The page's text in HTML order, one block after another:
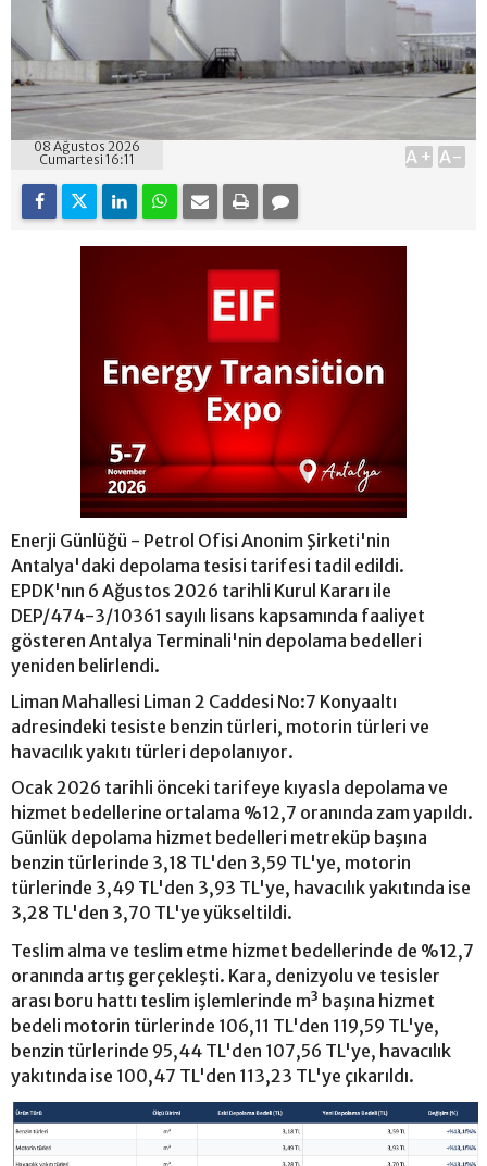
08 Ağustos 2026
Cumartesi 16:11
A+ A-
Enerji Günlüğü - Petrol Ofisi Anonim Şirketi'nin
Antalya'daki depolama tesisi tarifesi tadil edildi.
EPDK'nın 6 Ağustos 2026 tarihli Kurul Kararı ile
DEP/474-3/10361 sayılı lisans kapsamında faaliyet
gösteren Antalya Terminali'nin depolama bedelleri
yeniden belirlendi.
Liman Mahallesi Liman 2 Caddesi No:7 Konyaaltı
adresindeki tesiste benzin türleri, motorin türleri ve
havacılık yakıtı türleri depolanıyor.
Ocak 2026 tarihli önceki tarifeye kıyasla depolama ve
hizmet bedellerine ortalama %12,7 oranında zam yapıldı.
Günlük depolama hizmet bedelleri metreküp başına
benzin türlerinde 3,18 TL'den 3,59 TL'ye, motorin
türlerinde 3,49 TL'den 3,93 TL'ye, havacılık yakıtında ise
3,28 TL'den 3,70 TL'ye yükseltildi.
Teslim alma ve teslim etme hizmet bedellerinde de %12,7
oranında artış gerçekleşti. Kara, denizyolu ve tesisler
arası boru hattı teslim işlemlerinde m³ başına hizmet
bedeli motorin türlerinde 106,11 TL'den 119,59 TL'ye,
benzin türlerinde 95,44 TL'den 107,56 TL'ye, havacılık
yakıtında ise 100,47 TL'den 113,23 TL'ye çıkarıldı.